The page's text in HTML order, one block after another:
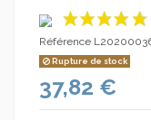
Référence
Rupture de stock
37,82 €